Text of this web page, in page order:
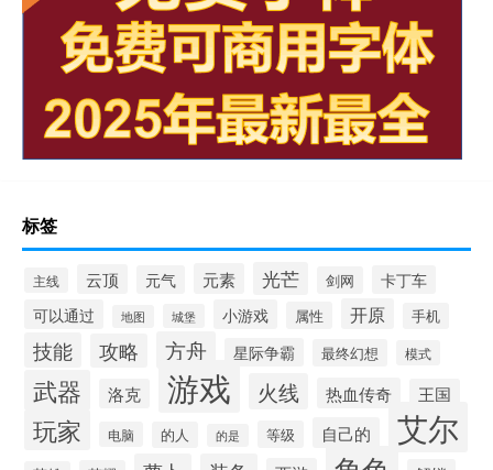
标签
主线 云顶 元气 元素 光芒 剑网 卡丁车
可以通过 地图 城堡 小游戏 属性 开原 手机
技能 攻略 方舟 星际争霸 最终幻想 模式
武器 洛克 游戏 火线 热血传奇 王国
玩家 电脑 的人 的是 等级 自己的 艾尔